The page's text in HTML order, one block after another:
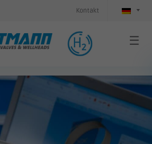
Kontakt
☰